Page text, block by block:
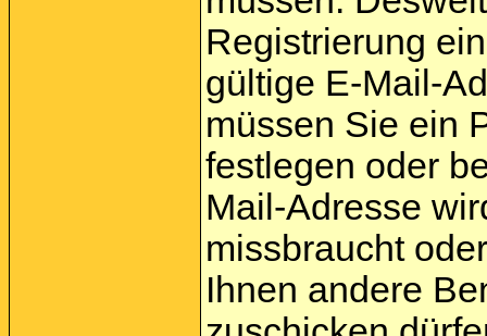
Registrierung
gültige E-Mail-
müssen Sie ein
festlegen oder
Mail-Adresse
missbraucht
Ihnen andere